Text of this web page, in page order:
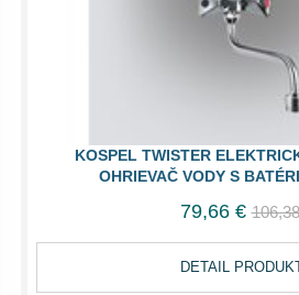
KOSPEL TWISTER
OHRIEVAČ VODY S
79,66 €
DETAIL